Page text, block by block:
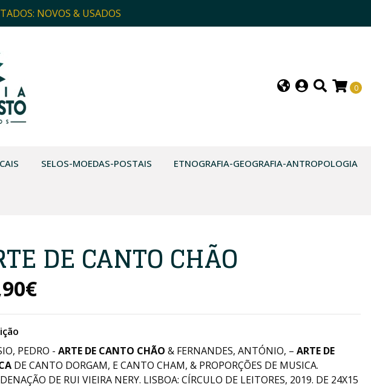
NOVOS & USADOS
0
SELOS-MOEDAS-POSTAIS ETNOGRAFIA-GEOGRAFIA-ANTROPOLOGIA
DE CANTO CHÃO
PEDRO - ARTE DE CANTO CHÃO & FERNANDES, ANTÓNIO, – ARTE DE
DE CANTO DORGAM, E CANTO CHAM, & PROPORÇÕES DE MUSICA.
DE RUI VIEIRA NERY. LISBOA: CÍRCULO DE LEITORES, 2019. DE 24X15